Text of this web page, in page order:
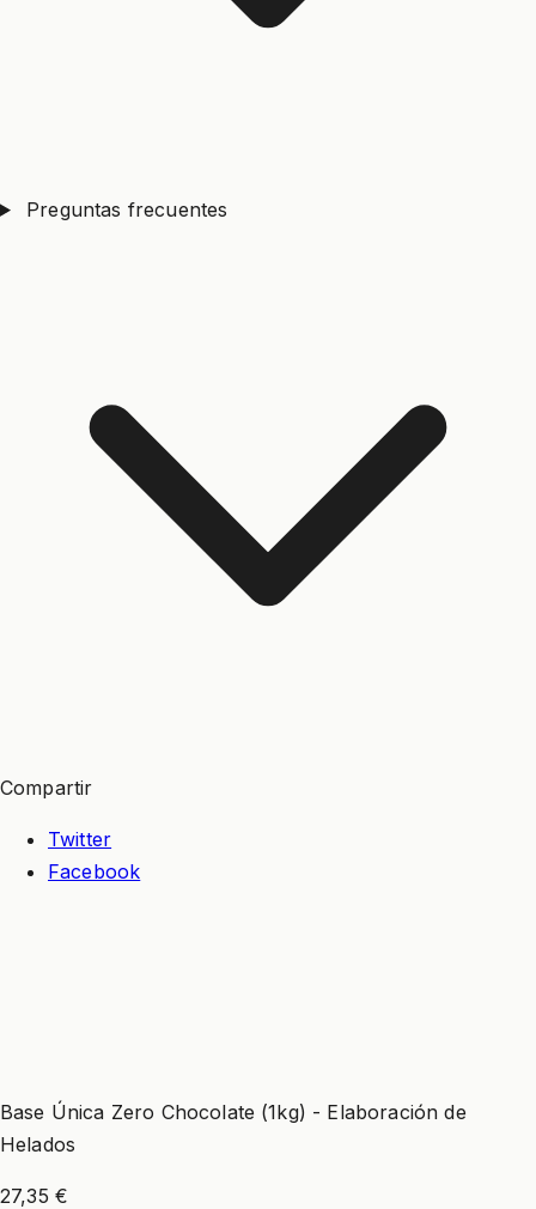
Preguntas frecuentes
Compartir
Twitter
Facebook
Base Única Zero Chocolate (1kg) - Elaboración de
Helados
27,35 €